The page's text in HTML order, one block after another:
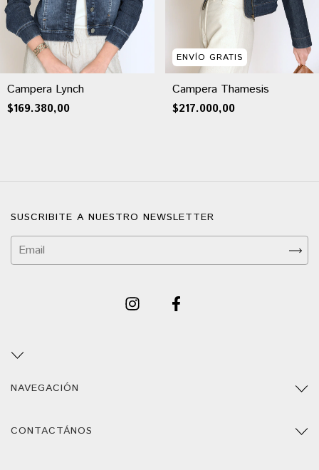
Campera Lynch
$169.380,00
ENVÍO GRATIS
Campera Thamesis
$217.000,00
SUSCRIBITE A NUESTRO NEWSLETTER
NAVEGACIÓN
CONTACTÁNOS